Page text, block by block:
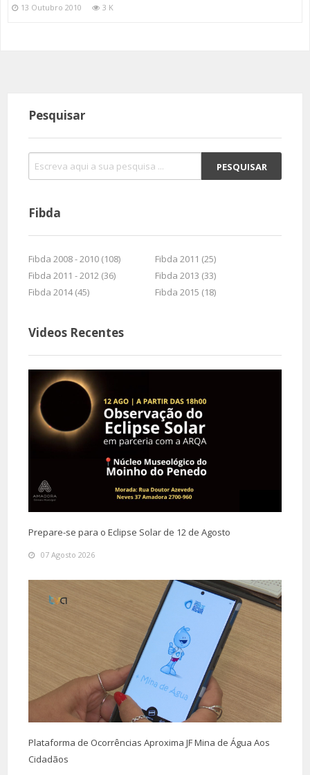
13 Outubro 2010 3 K
Pesquisar
Fibda
Fibda 2008 - 2010 (108)
Fibda 2011 (25)
Fibda 2011 - 2012 (36)
Fibda 2013 (33)
Fibda 2014 (45)
Fibda 2015 (18)
Videos Recentes
Prepare-se para o Eclipse Solar de 12 de Agosto
07 Agosto 2026
Plataforma de Ocorrências Aproxima JF Mina de Água Aos
Cidadãos